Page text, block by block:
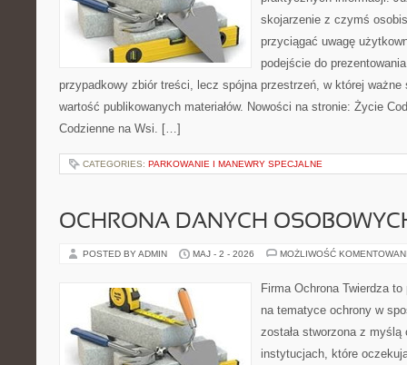
skojarzenie z czymś
przyciągać uwagę
podejście do
przypadkowy zbiór treści, lecz spójna przestrzeń, w której
wartość publikowanych materiałów. Nowości na stronie: Życie
Codzienne na Wsi. […]
CATEGORIES: PARKOWANIE I MANEWRY SPECJALNE
OCHRONA DANYCH
POSTED BY ADMIN MAJ - 2 - 2026 MOŻLIWOŚĆ
Firma Ochrona Twierdza
na tematyce ochrony w
została stworzona z
instytucjach, które